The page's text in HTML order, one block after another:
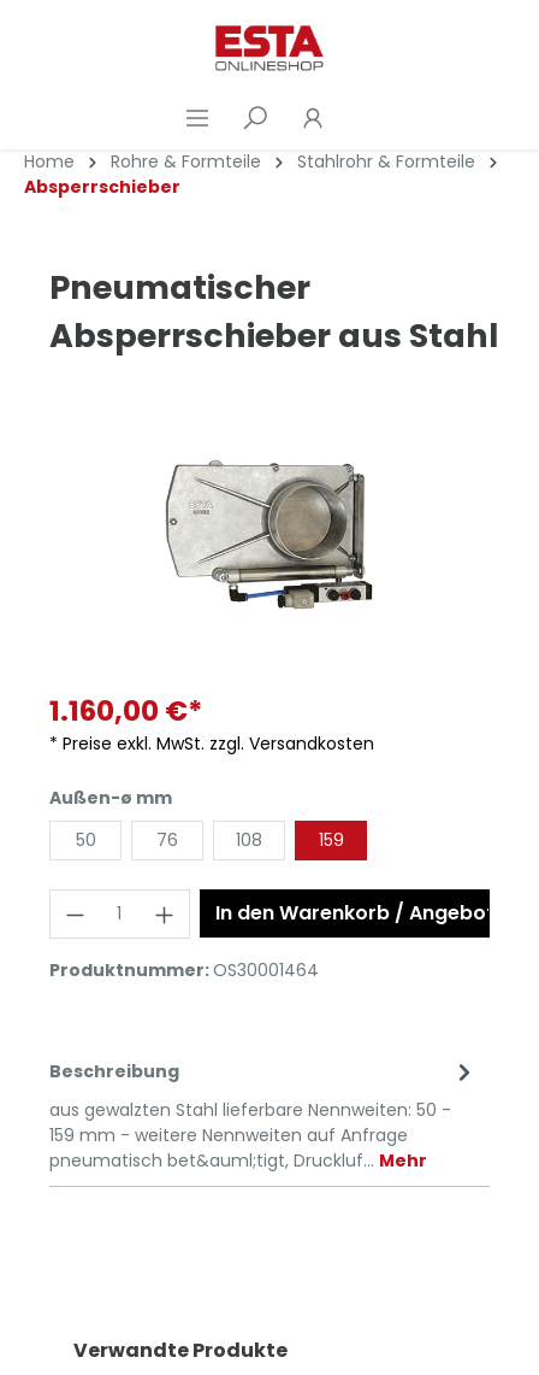
Home Rohre & Formteile
Stahlrohr & Formteile
Absperrschieber
Pneumatischer
Absperrschieber aus Stahl
1.160,00 €*
* Preise exkl. MwSt. zzgl. Versandkosten
Außen-ø mm
50
76 108 159
In den Warenkorb / Angebot
Produktnummer:OS30001464
Beschreibung
aus gewalzten Stahl lieferbare Nennweiten: 50 -
159 mm - weitere Nennweiten auf Anfrage
pneumatisch bet&auml;tigt, Druckluf… Mehr
Verwandte Produkte